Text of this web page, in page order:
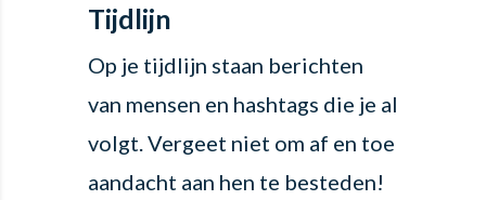
Tijdlijn
Op je tijdlijn staan berichten
van mensen en hashtags die je al
volgt. Vergeet niet om af en toe
aandacht aan hen te besteden!